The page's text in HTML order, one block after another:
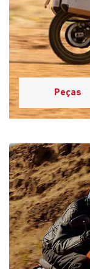
Revisão e
Por
Descubra as